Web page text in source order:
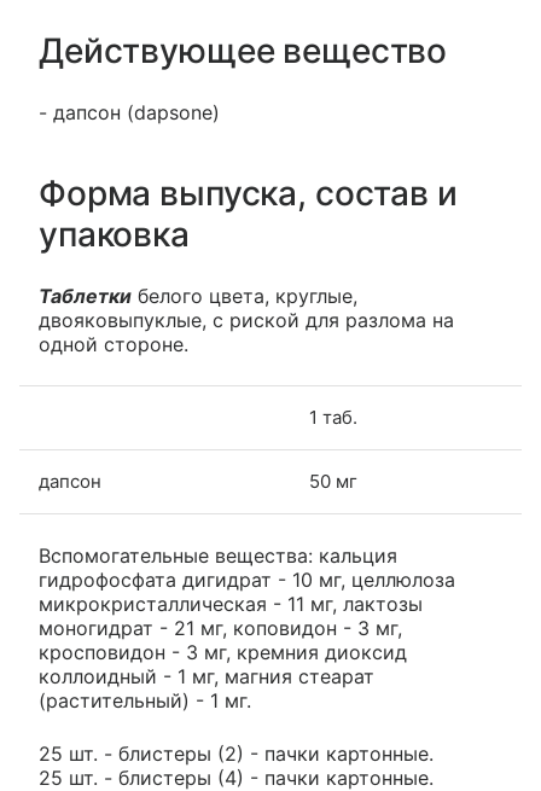
Действующее вещество
- дапсон (dapsone)
Форма выпуска, состав и
упаковка
Таблетки белого цвета, круглые,
двояковыпуклые, с риской для разлома на
одной стороне.
1 таб.
дапсон 50 мг
Вспомогательные вещества: кальция
гидрофосфата дигидрат - 10 мг, целлюлоза
микрокристаллическая - 11 мг, лактозы
моногидрат - 21 мг, коповидон - 3 мг,
кросповидон - 3 мг, кремния диоксид
коллоидный - 1 мг, магния стеарат
(растительный) - 1 мг.
25 шт. - блистеры (2) - пачки картонные.
25 шт. - блистеры (4) - пачки картонные.